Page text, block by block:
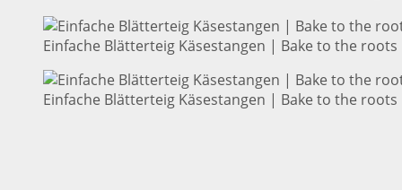
Einfache Blätterteig Käsestangen | Bake to the roots
Einfache Blätterteig Käsestangen | Bake to the roots